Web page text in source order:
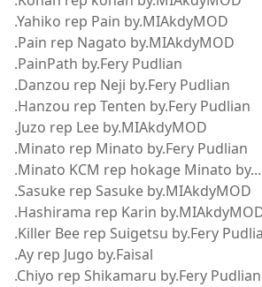
.Yahiko rep Pain by.MIAkdyMOD
.Pain rep Nagato by.MIAkdyMOD
.PainPath by.Fery Pudlian
.Danzou rep Neji by.Fery Pudlian
.Hanzou rep Tenten by.Fery Pudlian
.Juzo rep Lee by.MIAkdyMOD
.Minato rep Minato by.Fery Pudlian
.Minato KCM rep hokage Minato by...
.Sasuke rep Sasuke by.MIAkdyMOD
.Hashirama rep Karin
.Killer Bee rep Suigetsu by.Fery
.Ay rep Jugo by.Faisal
.Chiyo rep Shikamaru by.Fery Pudlian